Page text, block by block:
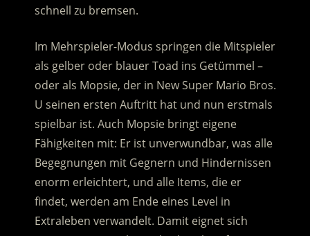
schnell zu bremsen.
Im Mehrspieler-Modus springen die Mitspieler
als gelber oder blauer Toad ins Getümmel –
oder als Mopsie, der in New Super Mario Bros.
U seinen ersten Auftritt hat und nun erstmals
spielbar ist. Auch Mopsie bringt eigene
Fähigkeiten mit: Er ist unverwundbar, was alle
Begegnungen mit Gegnern und Hindernissen
enorm erleichtert, und alle Items, die er
findet, werden am Ende eines Level in
Extraleben verwandelt. Damit eignet sich